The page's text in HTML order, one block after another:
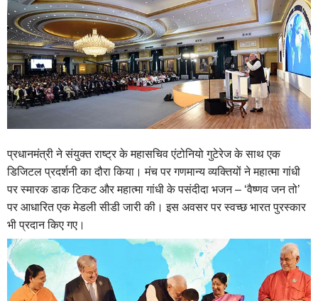
प्रधानमंत्री ने संयुक्त राष्ट्र के महासचिव एंटोनियो गुटेरेज के साथ एक
डिजिटल प्रदर्शनी का दौरा किया। मंच पर गणमान्य व्यक्तियों ने महात्मा गांधी
पर स्मारक डाक टिकट और महात्मा गांधी के पसंदीदा भजन – ‘वैष्णव जन तो’
पर आधारित एक मेडली सीडी जारी की। इस अवसर पर स्वच्छ भारत पुरस्कार
भी प्रदान किए गए।